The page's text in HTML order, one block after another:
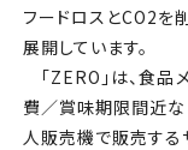
フードロスとCO2を
展開しています。
「ZERO」は、食
費／賞味期限間近な
人販売機で販売する